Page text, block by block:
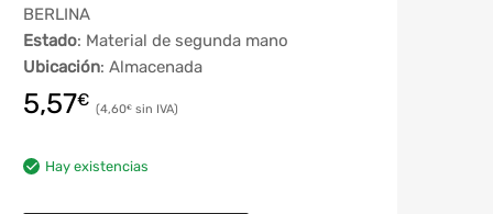
BERLINA
Estado: Material de segunda mano
Ubicación: Almacenada
5,57€ 4,60€
Hay existencias